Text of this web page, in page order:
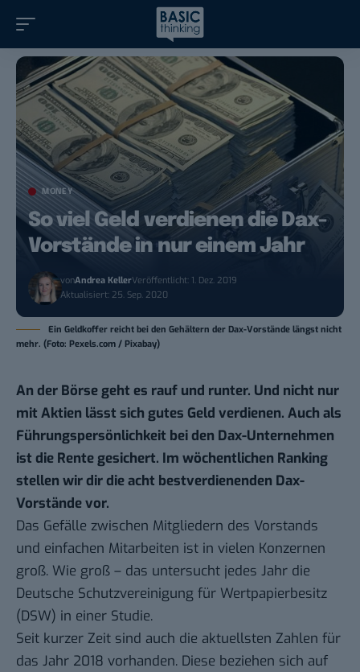
MONEY
So viel Geld verdienen die Dax-
Vorstände in nur einem Jahr
vonAndrea KellerVeröffentlicht: 1. Dez. 2019
Aktualisiert: 25. Sep. 2020
Ein Geldkoffer reicht bei den Gehältern der Dax-Vorstände längst nicht
mehr. (Foto: Pexels.com / Pixabay)
An der Börse geht es rauf und runter. Und nicht nur
mit Aktien lässt sich gutes Geld verdienen. Auch als
Führungspersönlichkeit bei den Dax-Unternehmen
ist die Rente gesichert. Im wöchentlichen Ranking
stellen wir dir die acht bestverdienenden Dax-
Vorstände vor.
Das Gefälle zwischen Mitgliedern des Vorstands
und einfachen Mitarbeiten ist in vielen Konzernen
groß. Wie groß – das untersucht jedes Jahr die
Deutsche Schutzvereinigung für Wertpapierbesitz
(DSW) in einer Studie.
Seit kurzer Zeit sind auch die aktuellsten Zahlen für
das Jahr 2018 vorhanden. Diese beziehen sich auf